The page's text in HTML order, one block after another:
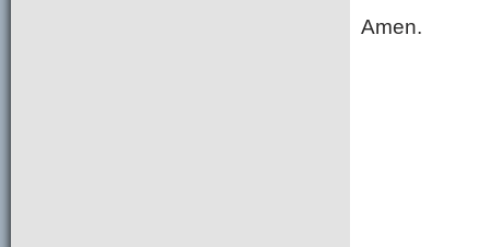
Amen.